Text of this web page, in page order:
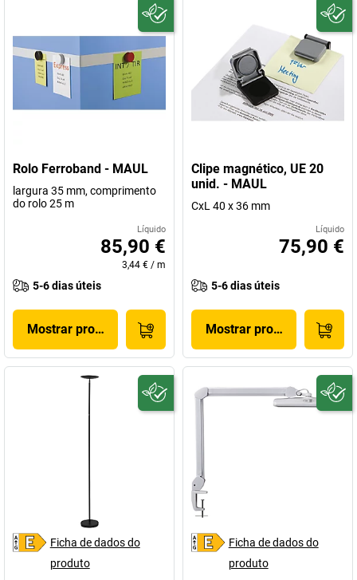
Rolo Ferroband - MAUL
largura 35 mm, comprimento
do rolo 25 m
Líquido
85,90 €
3,44 € / m
5-6 dias úteis
Mostrar produto
Clipe magnético, UE 20
unid. - MAUL
CxL 40 x 36 mm
Líquido
75,90 €
5-6 dias úteis
Mostrar produto
Ficha de dados do
produto
Ficha de dados do
produto